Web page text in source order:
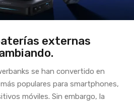
externas
se han convertido en
populares para smartphones,
móviles. Sin embargo, la